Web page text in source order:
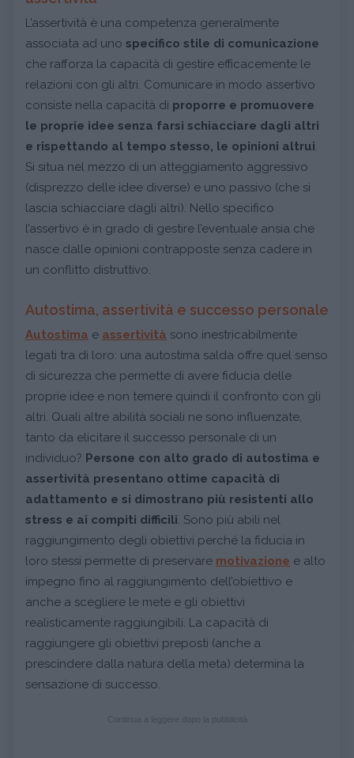
L’assertività è una competenza generalmente
associata ad uno specifico stile di comunicazione
che rafforza la capacità di gestire efficacemente le
relazioni con gli altri. Comunicare in modo assertivo
consiste nella capacità di proporre e promuovere
le proprie idee senza farsi schiacciare dagli altri
e rispettando al tempo stesso, le opinioni altrui.
Si situa nel mezzo di un atteggiamento aggressivo
(disprezzo delle idee diverse) e uno passivo (che si
lascia schiacciare dagli altri). Nello specifico
l’assertivo è in grado di gestire l’eventuale ansia che
nasce dalle opinioni contrapposte senza cadere in
un conflitto distruttivo.
Autostima, assertività e successo personale
Autostima e assertività sono inestricabilmente
legati tra di loro: una autostima salda offre quel senso
di sicurezza che permette di avere fiducia delle
proprie idee e non temere quindi il confronto con gli
altri. Quali altre abilità sociali ne sono influenzate,
tanto da elicitare il successo personale di un
individuo? Persone con alto grado di autostima e
assertività presentano ottime capacità di
adattamento e si dimostrano più resistenti allo
stress e ai compiti difficili. Sono più abili nel
raggiungimento degli obiettivi perché la fiducia in
loro stessi permette di preservare motivazione e alto
impegno fino al raggiungimento dell’obiettivo e
anche a scegliere le mete e gli obiettivi
realisticamente raggiungibili. La capacità di
raggiungere gli obiettivi preposti (anche a
prescindere dalla natura della meta) determina la
sensazione di successo.